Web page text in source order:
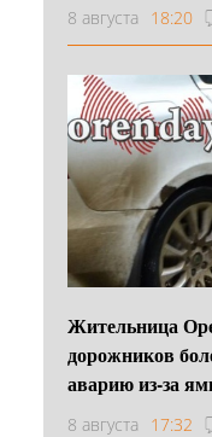
8 августа 18:20
Жительница
дорожников
аварию из-за
8 августа 17:32